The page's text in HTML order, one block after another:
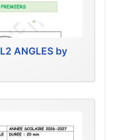
ANGLES by